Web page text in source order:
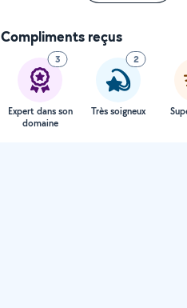
Compliments reçus
3
Expert dans son
domaine
2
Très soigneux